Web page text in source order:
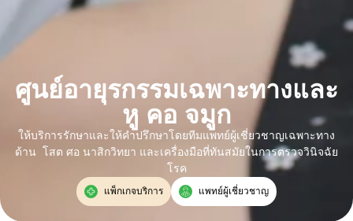
ศูนย์อายุรกรรมเฉพาะทางและ
หู คอ จมูก
ให้บริการรักษาและให้คำปรึกษาโดยทีมแพทย์ผู้เชี่ยวชาญเฉพาะทาง
ด้าน โสต ศอ นาสิกวิทยา และเครื่องมือที่ทันสมัยในการตรวจวินิจฉัย
โรค
แพ็กเกจบริการ แพทย์ผู้เชี่ยวชาญ